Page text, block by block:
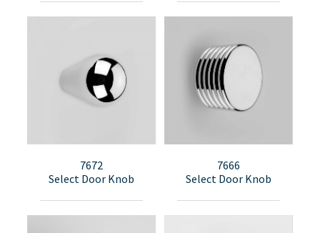
7672
Select Door Knob
7666
Select Door Knob